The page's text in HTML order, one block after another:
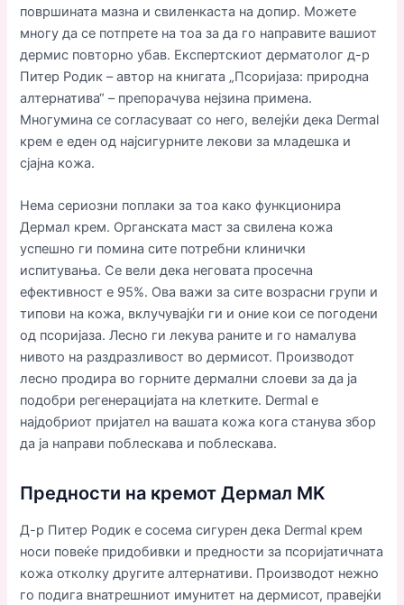
површината мазна и свиленкаста на допир. Можете
многу да се потпрете на тоа за да го направите вашиот
дермис повторно убав. Експертскиот дерматолог д-р
Питер Родик – автор на книгата „Псоријаза: природна
алтернатива“ – препорачува нејзина примена.
Многумина се согласуваат со него, велејќи дека Dermal
крем е еден од најсигурните лекови за младешка и
сјајна кожа.
Нема сериозни поплаки за тоа како функционира
Дермал крем. Органската маст за свилена кожа
успешно ги помина сите потребни клинички
испитувања. Се вели дека неговата просечна
ефективност е 95%. Ова важи за сите возрасни групи и
типови на кожа, вклучувајќи ги и оние кои се погодени
од псоријаза. Лесно ги лекува раните и го намалува
нивото на раздразливост во дермисот. Производот
лесно продира во горните дермални слоеви за да ја
подобри регенерацијата на клетките. Dermal е
најдобриот пријател на вашата кожа кога станува збор
да ја направи поблескава и поблескава.
Предности на кремот Дермал MK
Д-р Питер Родик е сосема сигурен дека Dermal крем
носи повеќе придобивки и предности за псоријатичната
кожа отколку другите алтернативи. Производот нежно
го подига внатрешниот имунитет на дермисот, правејќи